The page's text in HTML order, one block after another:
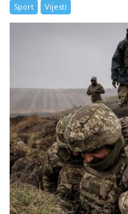
Sport Vijesti